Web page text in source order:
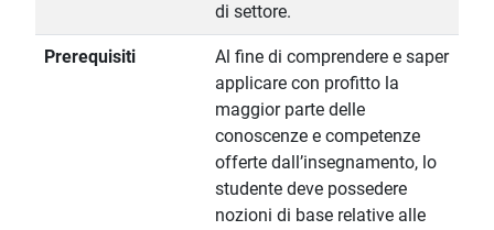
di settore.
Prerequisiti
Al fine di comprendere e saper
applicare con profitto la
maggior parte delle
conoscenze e competenze
offerte dall’insegnamento, lo
studente deve possedere
nozioni di base relative alle